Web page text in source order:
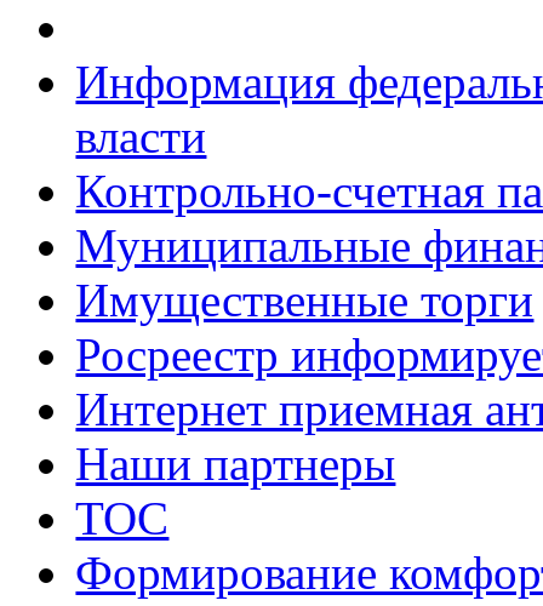
Информация
власти
Контрольно-счетная
Муниципальные
Имущественные торги
Росреестр
Интернет приемная
Наши партнеры
ТОС
Формирование